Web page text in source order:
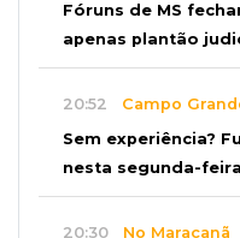
Fóruns de MS
apenas plantão
20:52 Campo
Sem experiência?
nesta segunda-feira
20:30 No Maracanã